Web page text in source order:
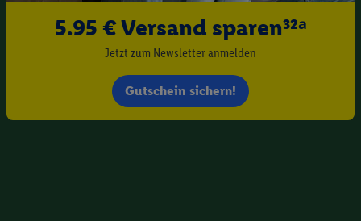
5.95 € Versand sparen³²ᵃ
Jetzt zum Newsletter anmelden
Gutschein sichern!